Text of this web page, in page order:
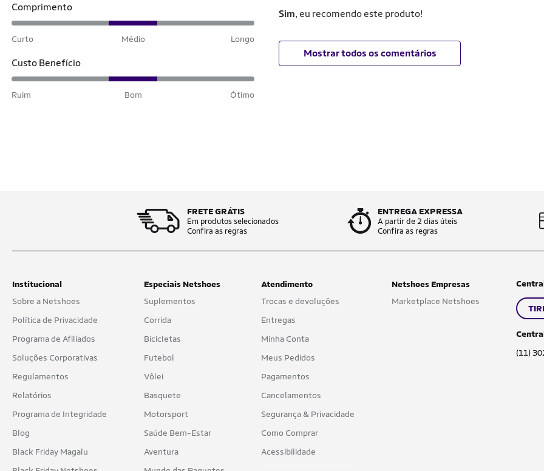
Comprimento
Curto Médio Longo
Custo Benefício
Ruim Bom Ótimo
Sim, eu recomendo este produto!
Mostrar todos os comentários
FRETE GRÁTIS
Em produtos selecionados
Confira as regras
ENTREGA EXPRESSA
A partir de 2 dias úteis
Confira as regras
Institucional
Sobre a Netshoes
Política de Privacidade
Programa de Afiliados
Soluções Corporativas
Regulamentos
Relatórios
Programa de Integridade
Blog
Black Friday Magalu
Especiais Netshoes
Suplementos
Corrida
Bicicletas
Futebol
Vôlei
Basquete
Motorsport
Saúde Bem-Estar
Aventura
Atendimento
Trocas e devoluções
Entregas
Minha Conta
Meus Pedidos
Pagamentos
Cancelamentos
Segurança & Privacidade
Como Comprar
Acessibilidade
Netshoes Empresas
Marketplace Netshoes
(11)